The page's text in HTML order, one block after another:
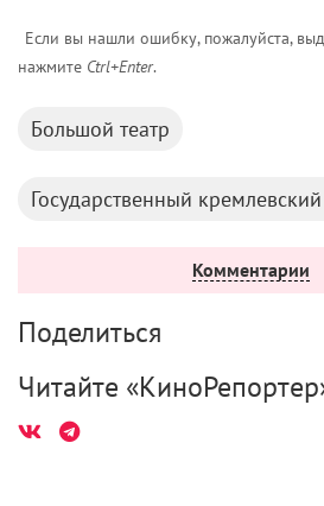
Если вы нашли ошибку, пожалуйста,
нажмите Ctrl+Enter.
Большой театр
Государственный
Комментарии
Поделиться
Читайте